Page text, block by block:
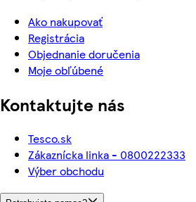
Ako nakupovať
Registrácia
Objednanie doručenia
Moje obľúbené
Kontaktujte nás
Tesco.sk
Zákaznícka linka - 0800222333
Výber obchodu